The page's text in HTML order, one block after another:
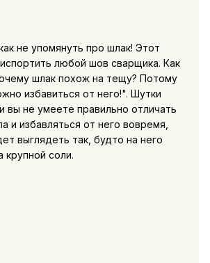
не упомянуть про шлак! Этот
любой шов сварщика. Как
шлак похож на тещу? Потому
избавиться от него!". Шутки
вы не умеете правильно отличать
и избавляться от него вовремя,
выглядеть так, будто на него
крупной соли.